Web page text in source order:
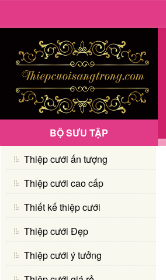
BỘ SƯU TẬP
Thiệp cưới ấn tượng
Thiệp cưới cao cấp
Thiết kế thiệp cưới
Thiệp cưới Đẹp
Thiệp cưới ý tưởng